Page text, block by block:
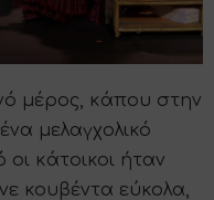
μέρος, κάπου στην
μελαγχολικό
κάτοικοι ήταν
κουβέντα εύκολα,